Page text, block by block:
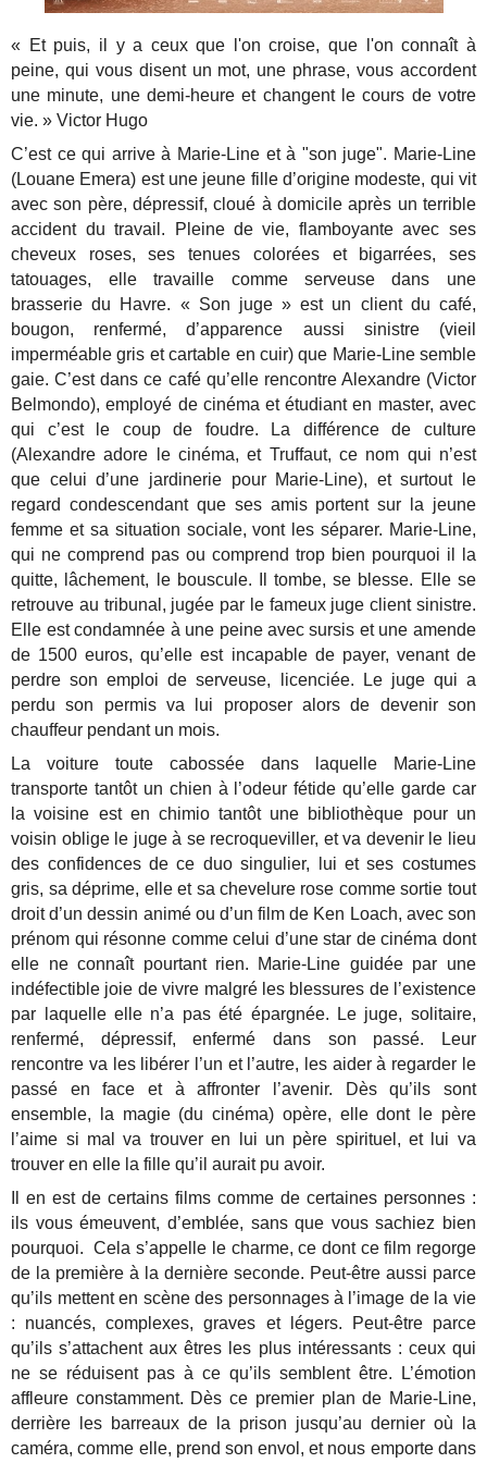
« Et puis, il y a ceux que l'on croise, que l'on connaît à
peine, qui vous disent un mot, une phrase, vous accordent
une minute, une demi-heure et changent le cours de votre
vie. » Victor Hugo
C’est ce qui arrive à Marie-Line et à "son juge". Marie-Line
(Louane Emera) est une jeune fille d’origine modeste, qui vit
avec son père, dépressif, cloué à domicile après un terrible
accident du travail. Pleine de vie, flamboyante avec ses
cheveux roses, ses tenues colorées et bigarrées, ses
tatouages, elle travaille comme serveuse dans une
brasserie du Havre. « Son juge » est un client du café,
bougon, renfermé, d’apparence aussi sinistre (vieil
imperméable gris et cartable en cuir) que Marie-Line semble
gaie. C’est dans ce café qu’elle rencontre Alexandre (Victor
Belmondo), employé de cinéma et étudiant en master, avec
qui c’est le coup de foudre. La différence de culture
(Alexandre adore le cinéma, et Truffaut, ce nom qui n’est
que celui d’une jardinerie pour Marie-Line), et surtout le
regard condescendant que ses amis portent sur la jeune
femme et sa situation sociale, vont les séparer. Marie-Line,
qui ne comprend pas ou comprend trop bien pourquoi il la
quitte, lâchement, le bouscule. Il tombe, se blesse. Elle se
retrouve au tribunal, jugée par le fameux juge client sinistre.
Elle est condamnée à une peine avec sursis et une amende
de 1500 euros, qu’elle est incapable de payer, venant de
perdre son emploi de serveuse, licenciée. Le juge qui a
perdu son permis va lui proposer alors de devenir son
chauffeur pendant un mois.
La voiture toute cabossée dans laquelle Marie-Line
transporte tantôt un chien à l’odeur fétide qu’elle garde car
la voisine est en chimio tantôt une bibliothèque pour un
voisin oblige le juge à se recroqueviller, et va devenir le lieu
des confidences de ce duo singulier, lui et ses costumes
gris, sa déprime, elle et sa chevelure rose comme sortie tout
droit d’un dessin animé ou d’un film de Ken Loach, avec son
prénom qui résonne comme celui d’une star de cinéma dont
elle ne connaît pourtant rien. Marie-Line guidée par une
indéfectible joie de vivre malgré les blessures de l’existence
par laquelle elle n’a pas été épargnée. Le juge, solitaire,
renfermé, dépressif, enfermé dans son passé. Leur
rencontre va les libérer l’un et l’autre, les aider à regarder le
passé en face et à affronter l’avenir. Dès qu’ils sont
ensemble, la magie (du cinéma) opère, elle dont le père
l’aime si mal va trouver en lui un père spirituel, et lui va
trouver en elle la fille qu’il aurait pu avoir.
Il en est de certains films comme de certaines personnes :
ils vous émeuvent, d’emblée, sans que vous sachiez bien
pourquoi. Cela s’appelle le charme, ce dont ce film regorge
de la première à la dernière seconde. Peut-être aussi parce
qu’ils mettent en scène des personnages à l’image de la vie
: nuancés, complexes, graves et légers. Peut-être parce
qu’ils s’attachent aux êtres les plus intéressants : ceux qui
ne se réduisent pas à ce qu’ils semblent être. L’émotion
affleure constamment. Dès ce premier plan de Marie-Line,
derrière les barreaux de la prison jusqu’au dernier où la
caméra, comme elle, prend son envol, et nous emporte dans